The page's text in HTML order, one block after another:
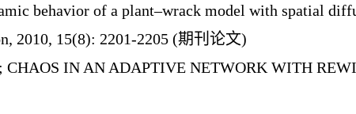
behavior of a plant–wrack model with spatial
2010, 15(8): 2201-2205 (期刊论文)
IN AN ADAPTIVE NETWORK WITH